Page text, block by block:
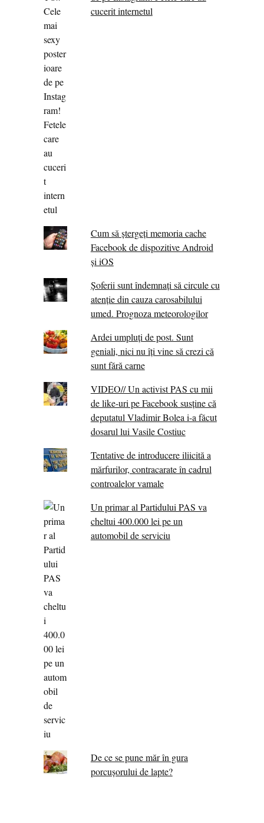
cucerit internetul
Cum să ștergeți memoria cache
Facebook de dispozitive Android
și iOS
Șoferii sunt îndemnați să circule cu
atenție din cauza carosabilului
umed. Prognoza meteorologilor
Ardei umpluți de post. Sunt
geniali, nici nu îți vine să crezi că
sunt fără carne
VIDEO// Un activist PAS cu mii
de like-uri pe Facebook susține că
deputatul Vladimir Bolea i-a făcut
dosarul lui Vasile Costiuc
Tentative de introducere iliicită a
mărfurilor, contracarate în cadrul
controalelor vamale
Un primar al Partidului PAS va
cheltui 400.000 lei pe un
automobil de serviciu
De ce se pune măr în gura
porcușorului de lapte?